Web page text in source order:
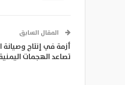
المقال السابق
أزمة في إنتاج
تصاعد الهجمات